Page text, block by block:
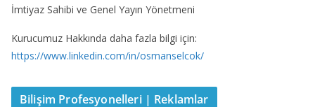
İmtiyaz Sahibi ve Genel Yayın Yönetmeni
Kurucumuz Hakkında daha fazla bilgi için:
https://www.linkedin.com/in/osmanselcok/
Bilişim Profesyonelleri | Reklamlar